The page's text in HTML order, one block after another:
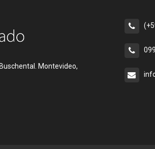
Montevideo,